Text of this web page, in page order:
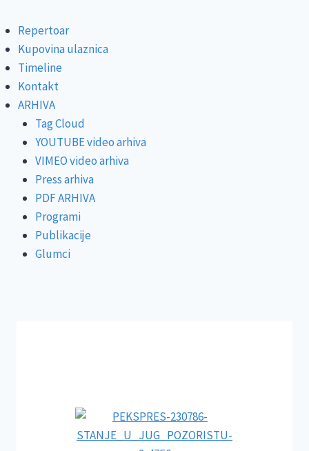
Repertoar
Kupovina ulaznica
Timeline
Kontakt
ARHIVA
Tag Cloud
YOUTUBE video arhiva
VIMEO video arhiva
Press arhiva
PDF ARHIVA
Programi
Publikacije
Glumci